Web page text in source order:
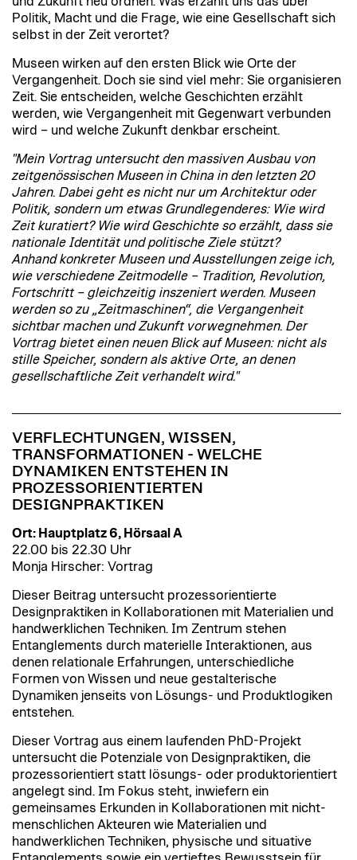
Politik, Macht und die Frage, wie eine Gesellschaft sich
selbst in der Zeit verortet?
Museen wirken auf den ersten Blick wie Orte der
Vergangenheit. Doch sie sind viel mehr: Sie organisieren
Zeit. Sie entscheiden, welche Geschichten erzählt
werden, wie Vergangenheit mit Gegenwart verbunden
wird – und welche Zukunft denkbar erscheint.
"Mein Vortrag untersucht den massiven Ausbau von
zeitgenössischen Museen in China in den letzten 20
Jahren. Dabei geht es nicht nur um Architektur oder
Politik, sondern um etwas Grundlegenderes: Wie wird
Zeit kuratiert? Wie wird Geschichte so erzählt, dass sie
nationale Identität und politische Ziele stützt?
Anhand konkreter Museen und Ausstellungen zeige ich,
wie verschiedene Zeitmodelle – Tradition, Revolution,
Fortschritt – gleichzeitig inszeniert werden. Museen
werden so zu „Zeitmaschinen“, die Vergangenheit
sichtbar machen und Zukunft vorwegnehmen. Der
Vortrag bietet einen neuen Blick auf Museen: nicht als
stille Speicher, sondern als aktive Orte, an denen
gesellschaftliche Zeit verhandelt wird."
VERFLECHTUNGEN, WISSEN,
TRANSFORMATIONEN - WELCHE
DYNAMIKEN ENTSTEHEN IN
PROZESSORIENTIERTEN
DESIGNPRAKTIKEN
Ort: Hauptplatz 6, Hörsaal A
22.00 bis 22.30 Uhr
Monja Hirscher: Vortrag
Dieser Beitrag untersucht prozessorientierte
Designpraktiken in Kollaborationen mit Materialien und
handwerklichen Techniken. Im Zentrum stehen
Entanglements durch materielle Interaktionen, aus
denen relationale Erfahrungen, unterschiedliche
Formen von Wissen und neue gestalterische
Dynamiken jenseits von Lösungs- und Produktlogiken
entstehen.
Dieser Vortrag aus einem laufenden PhD-Projekt
untersucht die Potenziale von Designpraktiken, die
prozessorientiert statt lösungs- oder produktorientiert
angelegt sind. Im Fokus steht, inwiefern ein
gemeinsames Erkunden in Kollaborationen mit nicht-
menschlichen Akteuren wie Materialien und
handwerklichen Techniken, physische und situative